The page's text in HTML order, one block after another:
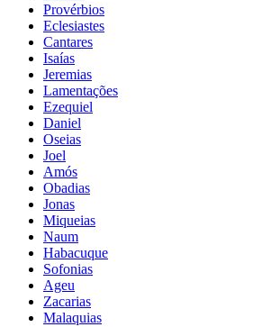
Provérbios
Eclesiastes
Cantares
Isaías
Jeremias
Lamentações
Ezequiel
Daniel
Oseias
Joel
Amós
Obadias
Jonas
Miqueias
Naum
Habacuque
Sofonias
Ageu
Zacarias
Malaquias